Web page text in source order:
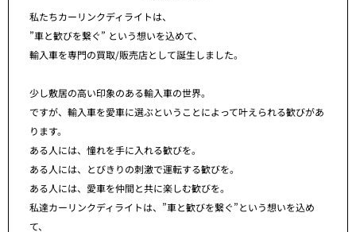
私たちカーリンクディライトは、
”車と歓びを繋ぐ” という想いを込めて、
輸入車を専門の買取/販売店として誕生しました。
少し敷居の高い印象のある輸入車の世界。
ですが、輸入車を愛車に選ぶということによって叶えられる歓びがあ
ります。
ある人には、憧れを手に入れる歓びを。
ある人には、とびきりの刺激で運転する歓びを。
ある人には、愛車を仲間と共に楽しむ歓びを。
私達カーリンクディライトは、”車と歓びを繋ぐ”という想いを込め
て、